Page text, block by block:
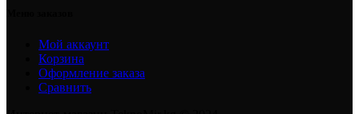
Мой аккаунт
Корзина
Оформление заказа
Сравнить